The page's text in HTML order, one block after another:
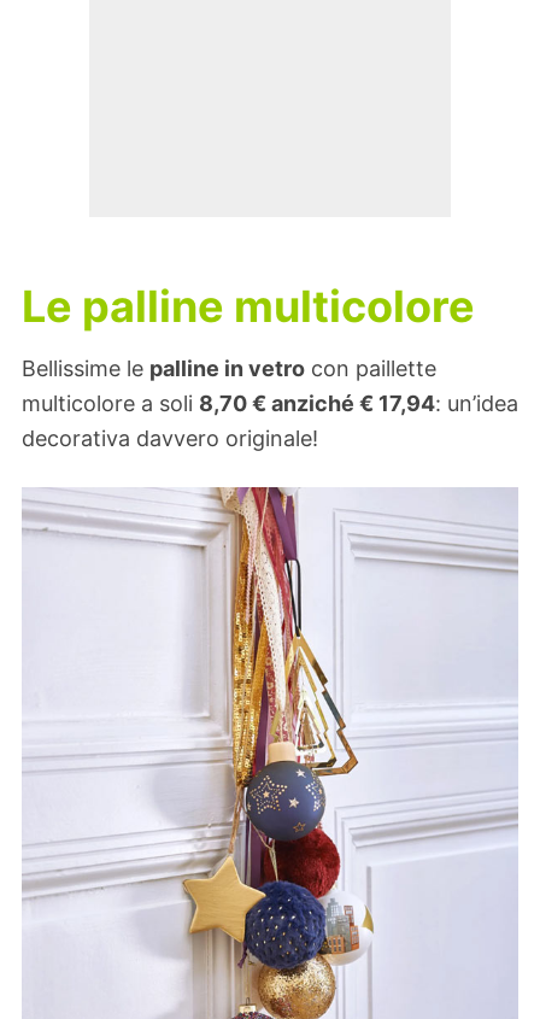
Le palline multicolore
Bellissime le palline in vetro con paillette
multicolore a soli 8,70€ anziché € 17,94: un’idea
decorativa davvero originale!